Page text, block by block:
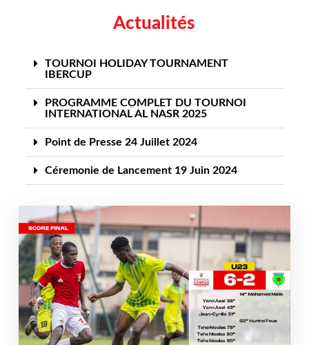
Actualités
TOURNOI HOLIDAY TOURNAMENT
IBERCUP
PROGRAMME COMPLET DU TOURNOI
INTERNATIONAL AL NASR 2025
Point de Presse 24 Juillet 2024
Céremonie de Lancement 19 Juin 2024